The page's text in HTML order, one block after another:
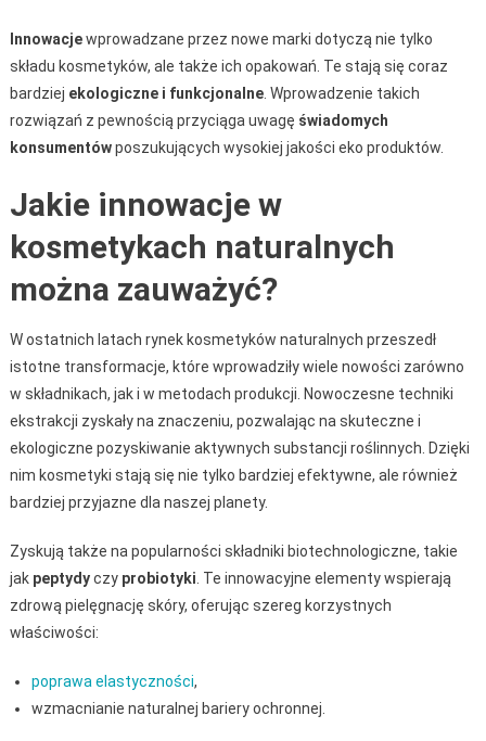
Innowacjewprowadzane przez nowe marki dotyczą nie tylko
składu kosmetyków, ale także ich opakowań. Te stają się coraz
bardziej ekologiczne i funkcjonalne. Wprowadzenie takich
rozwiązań z pewnością przyciąga uwagę świadomych
konsumentówposzukujących wysokiej jakości eko produktów.
Jakie innowacje w
kosmetykach naturalnych
można zauważyć?
W ostatnich latach rynek kosmetyków naturalnych przeszedł
istotne transformacje, które wprowadziły wiele nowości zarówno
w składnikach, jak i w metodach produkcji. Nowoczesne techniki
ekstrakcji zyskały na znaczeniu, pozwalając na skuteczne i
ekologiczne pozyskiwanie aktywnych substancji roślinnych. Dzięki
nim kosmetyki stają się nie tylko bardziej efektywne, ale również
bardziej przyjazne dla naszej planety.
Zyskują także na popularności składniki biotechnologiczne, takie
jak peptydyczy probiotyki . Te innowacyjne elementy wspierają
zdrową pielęgnację skóry, oferując szereg korzystnych
właściwości:
poprawa elastyczności,
wzmacnianie naturalnej bariery ochronnej.